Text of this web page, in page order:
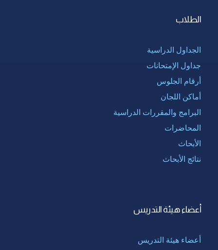
الطلاب
الجداول الدراسية
جداول الإمتحانات
أرقام الجلوس
أماكن اللجان
البرامج والمقررات الدراسية
المحاضرات
الأبحاث
نتائج الأبحاث
أعضاء هيئة التدريس
أعضاء هيئة التدريس